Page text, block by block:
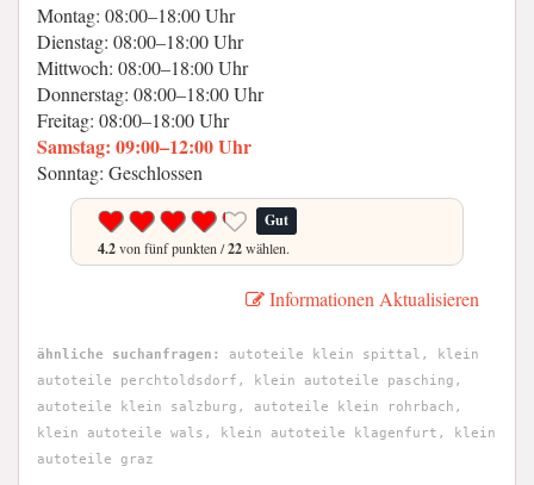
Montag: 08:00–18:00 Uhr
Dienstag: 08:00–18:00 Uhr
Mittwoch: 08:00–18:00 Uhr
Donnerstag: 08:00–18:00 Uhr
Freitag: 08:00–18:00 Uhr
Samstag: 09:00–12:00 Uhr
Sonntag: Geschlossen
Gut
4.2von fünf punkten /22wählen.
Informationen Aktualisieren
ähnliche suchanfragen:
autoteile klein spittal, klein
autoteile perchtoldsdorf, klein autoteile pasching,
autoteile klein salzburg, autoteile klein rohrbach,
klein autoteile wals, klein autoteile klagenfurt, klein
autoteile graz